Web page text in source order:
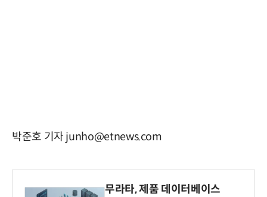
박준호 기자 junho@etnews.com
무라타, 제품 데이터베이스